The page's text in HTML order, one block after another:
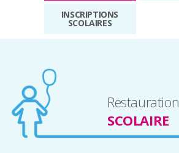
INSCRIPTIONS
SCOLAIRES
Restauration
SCOLAIRE